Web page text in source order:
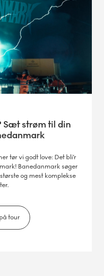
Sæt strøm til din
tør vi godt love: Det bli’r
Banedanmark søger
og mest komplekse
tour